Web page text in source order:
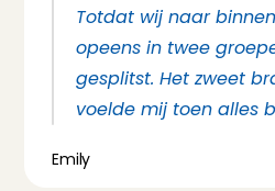
Totdat wij naar
opeens in twee
gesplitst. Het zweet
voelde mij toen alles
Emily